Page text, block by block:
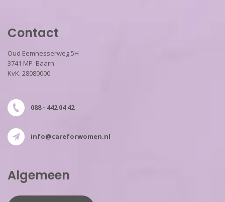
Contact
Oud Eemnesserweg 5H
3741 MP Baarn
KvK. 28080000
088 - 442 04 42
info@careforwomen.nl
Algemeen